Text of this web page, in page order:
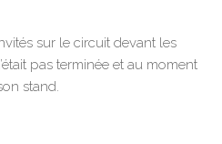
sur le circuit devant les
pas terminée et au moment
stand.